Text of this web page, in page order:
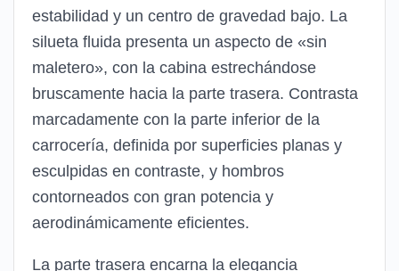
estabilidad y un centro de gravedad bajo. La
silueta fluida presenta un aspecto de «sin
maletero», con la cabina estrechándose
bruscamente hacia la parte trasera. Contrasta
marcadamente con la parte inferior de la
carrocería, definida por superficies planas y
esculpidas en contraste, y hombros
contorneados con gran potencia y
aerodinámicamente eficientes.
La parte trasera encarna la elegancia